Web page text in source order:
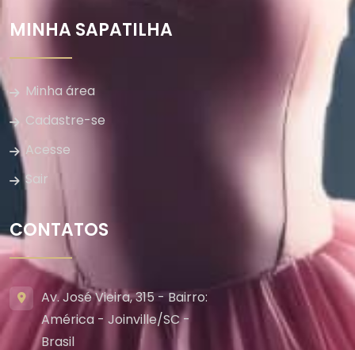
MINHA SAPATILHA
Minha área
Cadastre-se
Acesse
Sair
CONTATOS
Av. José Vieira, 315 - Bairro:
América - Joinville/SC -
Brasil